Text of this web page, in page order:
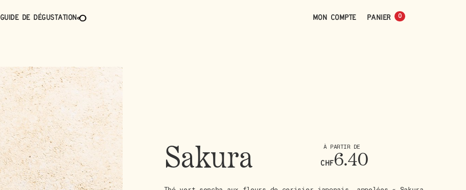
Guide de dégustation Mon compte 0
0
Sakura À PARTIR DE
CHF6.40